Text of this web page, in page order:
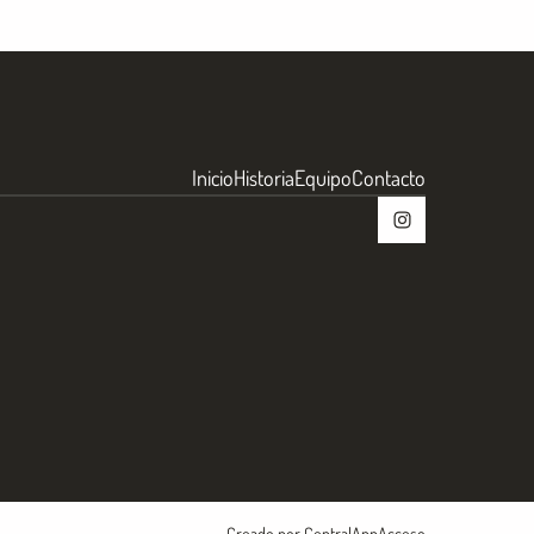
InicioHistoriaEquipoContacto